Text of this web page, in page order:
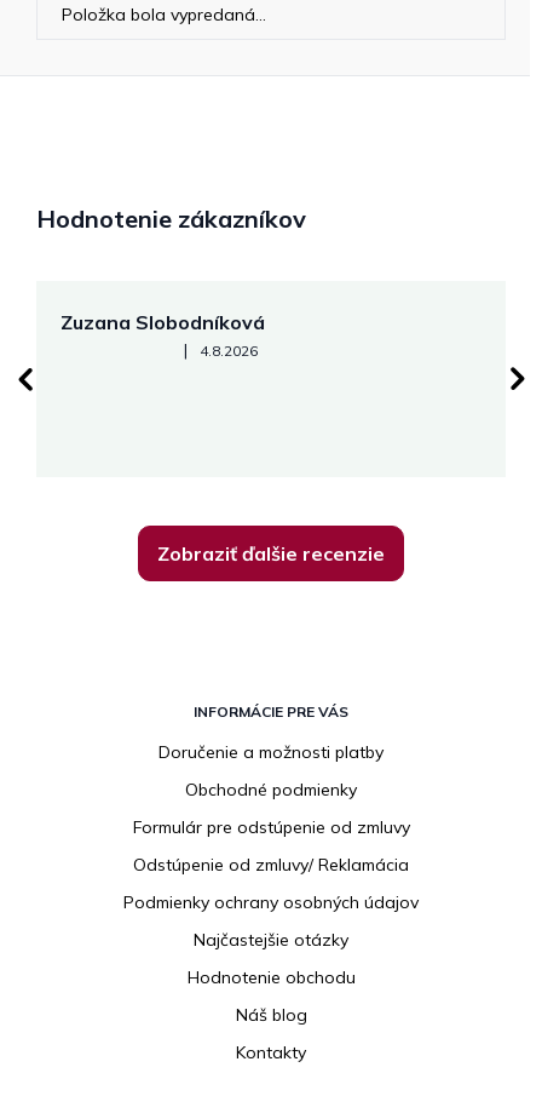
Položka bola vypredaná…
Hodnotenie zákazníkov
Zuzana Slobodníková
Hodnotenie obchodu je 5 z 5 hviezdičiek.
| 4.8.2026
Zobraziť ďalšie recenzie
INFORMÁCIE PRE VÁS
Doručenie a možnosti platby
Obchodné podmienky
Formulár pre odstúpenie od zmluvy
Odstúpenie od zmluvy/ Reklamácia
Podmienky ochrany osobných údajov
Najčastejšie otázky
Hodnotenie obchodu
Náš blog
Kontakty